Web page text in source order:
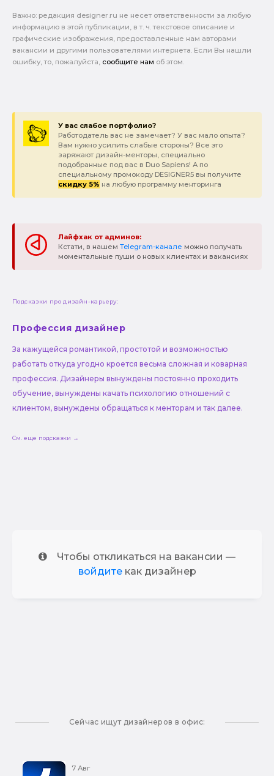
Важно: pедакция designer.ru не несет ответственности за любую
информацию в этой публикации, в т. ч. текстовое описание и
графические изображения, предоставленные нам авторами
вакансии и другими пользователями интернета. Если Вы нашли
ошибку, то, пожалуйста, сообщите нам об этом.
У вас слабое портфолио?
Работодатель вас не замечает? У вас мало опыта?
Вам нужно усилить слабые стороны? Все это
заряжают дизайн-менторы, специально
подобранные под вас в Duo Sapiens! А по
специальному промокоду DESIGNER5 вы получите
скидку 5% на любую программу менторинга
Лайфхак от админов:
Кстати, в нашем Telegram-канале можно получать
моментальные пуши о новых клиентах и вакансиях
Подсказки про дизайн-карьеру:
Профессия дизайнер
За кажущейся романтикой, простотой и возможностью
работать откуда угодно кроется весьма сложная и коварная
профессия. Дизайнеры вынуждены постоянно проходить
обучение, вынуждены качать психологию отношений с
клиентом, вынуждены обращаться к менторам и так далее.
См. еще подсказки →
Чтобы откликаться на вакансии —
войдитекак дизайнер
Сейчас ищут дизайнеров в офис:
7 Авг